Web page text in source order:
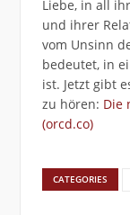
Liebe, in all
und ihrer
vom Unsinn
bedeutet, in
ist. Jetzt gibt
zu hören: Die
(orcd.co)
CATEGORIES